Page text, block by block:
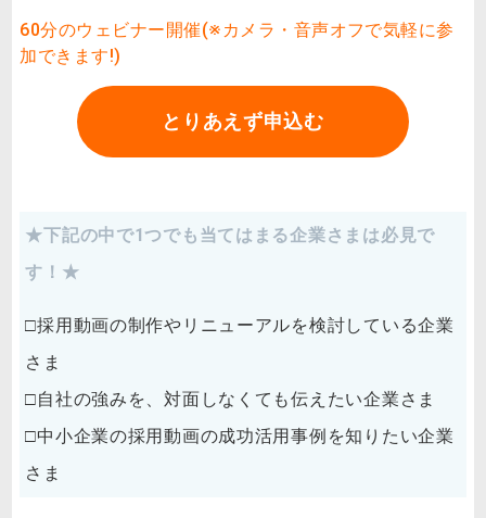
60分のウェビナー開催(※カメラ・音声オフで気軽に参
加できます!)
とりあえず申込む
★下記の中で1つでも当てはまる企業さまは必見で
す！★
□採用動画の制作やリニューアルを検討している企業
さま
□自社の強みを、対面しなくても伝えたい企業さま
□中小企業の採用動画の成功活用事例を知りたい企業
さま